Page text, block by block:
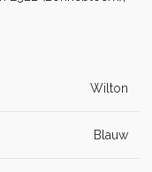
Wilton
Blauw